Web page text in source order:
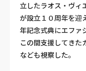
立したラオス・ヴィ
が設立１０周年を迎
年記念式典にエファ
この間支援してきた
なども視察した。